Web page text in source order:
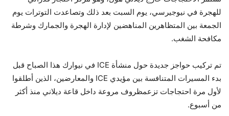
للهجرة في نيوجيرسي، يوم السبت بعد ذلك وتصاعدت التوترات يوم
الجمعة بين المتظاهرين المناهضين لإدارة الهجرة والجمارك وشرطة
مكافحة الشغب.
تم تركيب حواجز جديدة حول منشأة ICE في نيوارك هذا الصباح قبل
بدء المسيرات المتنافسة بين مؤيدي ICE والمعارضين، الذين أطلقوا
لأول مرة احتجاجات تزعمظروف مروعة داخل قاعة ديلاني منذ أكثر
من أسبوع.